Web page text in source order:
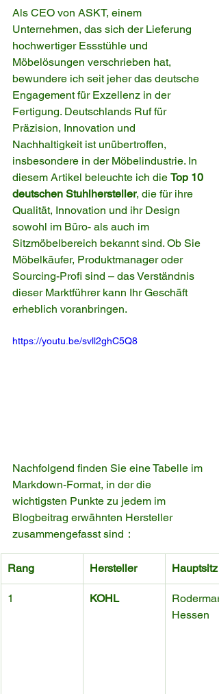
Als CEO von ASKT, einem
Unternehmen, das sich der Lieferung
hochwertiger Essstühle und
Möbelösungen verschrieben hat,
bewundere ich seit jeher das deutsche
Engagement für Exzellenz in der
Fertigung. Deutschlands Ruf für
Präzision, Innovation und
Nachhaltigkeit ist unübertroffen,
insbesondere in der Möbelindustrie. In
diesem Artikel beleuchte ich die Top 10
deutschen Stuhlhersteller, die für ihre
Qualität, Innovation und ihr Design
sowohl im Büro- als auch im
Sitzmöbelbereich bekannt sind. Ob Sie
Möbelkäufer, Produktmanager oder
Sourcing-Profi sind – das Verständnis
dieser Marktführer kann Ihr Geschäft
erheblich voranbringen.
https://youtu.be/svll2ghC5Q8
Nachfolgend finden Sie eine Tabelle im
Markdown-Format, in der die
wichtigsten Punkte zu jedem im
Blogbeitrag erwähnten Hersteller
zusammengefasst sind：
Rang Hersteller Hauptsitz
1 KOHL
Hessen